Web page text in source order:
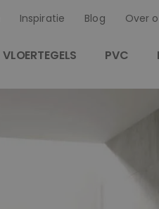
Inspiratie Blog Over
VLOERTEGELS PVC